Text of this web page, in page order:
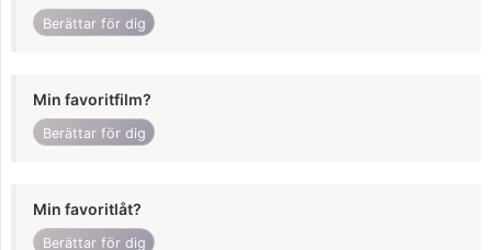
Berättar för dig
Min favoritfilm?
Berättar för dig
Min favoritlåt?
Berättar för dig